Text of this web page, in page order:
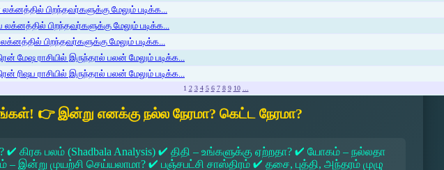
லக்னத்தில் பிறந்தவர்களுக்கு மேலும் படிக்க...
லக்னத்தில் பிறந்தவர்களுக்கு மேலும் படிக்க...
பிறந்தவர்களுக்கு மேலும் படிக்க...
மேஷ ராசியில் இருந்தால் பலன் மேலும் படிக்க...
ரிஷப ராசியில் இருந்தால் பலன் மேலும் படிக்க...
1 2 3 4 5 6 7 8 9 10 ...
👉 இன்று எனக்கு நல்ல நேரமா? கெட்ட நேரமா?
பலம் (Shadbala Analysis) ✔ திதி – உங்களுக்கு ஏற்றதா? ✔ யோகம் – நல்லதா
இன்று முயற்சி செய்யலாமா? ✔ பஞ்சபட்சி சாஸ்திரம் ✔ தசை, புத்தி, அந்தரம் முழு